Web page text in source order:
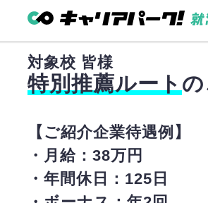
対象校 皆様
特別推薦ルート
【ご紹介企業待遇例】
・月給：38万円
・年間休日：125日